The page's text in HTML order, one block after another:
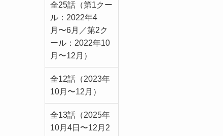
全25話（第1クー
ル：2022年4
月〜6月／第2ク
ール：2022年10
月〜12月）
全12話（2023年
10月〜12月）
全13話（2025年
10月4日〜12月2